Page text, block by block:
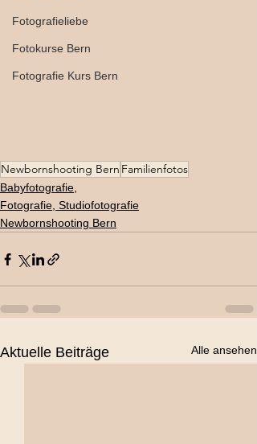
Fotografieliebe
Fotokurse Bern
Fotografie Kurs Bern
Newbornshooting Bern Familienfotos
Babyfotografie,
Fotografie, Studiofotografie
Newbornshooting Bern
Aktuelle Beiträge Alle ansehen